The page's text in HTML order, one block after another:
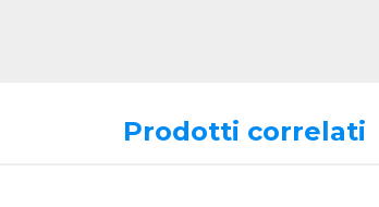
Prodotti correlati